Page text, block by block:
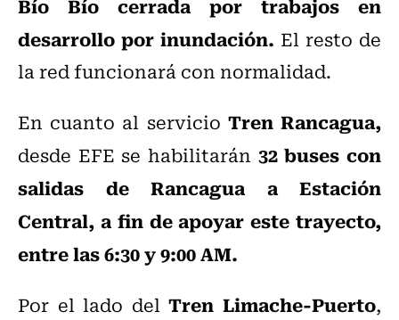
desarrollo por inundación. El resto de
la red funcionará con normalidad.
En cuanto al servicio Tren Rancagua,
desde EFE se habilitarán 32 buses con
salidas de Rancagua a Estación
Central, a fin de apoyar este trayecto,
entre las 6:30 y 9:00 AM.
Por el lado delTren Limache-Puerto,